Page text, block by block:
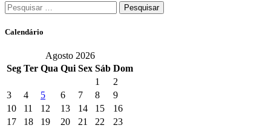
Pesquisar
por:
Calendário
Agosto 2026
Seg Ter Qua Qui Sex Sáb Dom
1
2
3
4 5 6 7 8
9
10
11 12 13 14 15
16
17
18 19 20 21 22
23